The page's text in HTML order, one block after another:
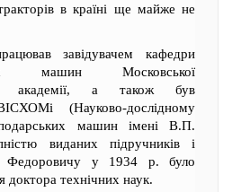
в країні ще майже не
завідувачем кафедри
машин Московської
академії, а також був
(Науково-дослідному
машин імені В.П.
виданих підручників і
Федоровичу у 1934 р. було
доктора технічних наук.